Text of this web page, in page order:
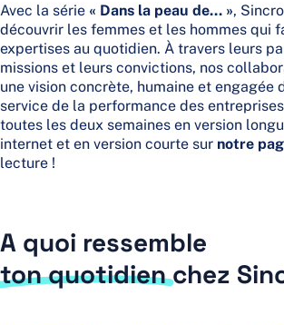
Avec la série « Dans la peau de… »,
découvrir les femmes et les hommes qui
expertises au quotidien. À travers leurs
missions et leurs convictions, nos
une vision concrète, humaine et engagée
service de la performance des
toutes les deux semaines en version
internet et en version courte sur notre
lecture !
A quoi ressemble
ton quotidienchez